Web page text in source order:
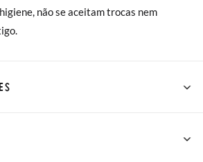
não se aceitam trocas nem
loja, na modalidade de envio normal (